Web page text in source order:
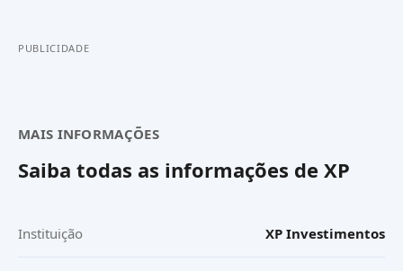
PUBLICIDADE
MAIS INFORMAÇÕES
Saiba todas as informações de XP
Instituição XP Investimentos